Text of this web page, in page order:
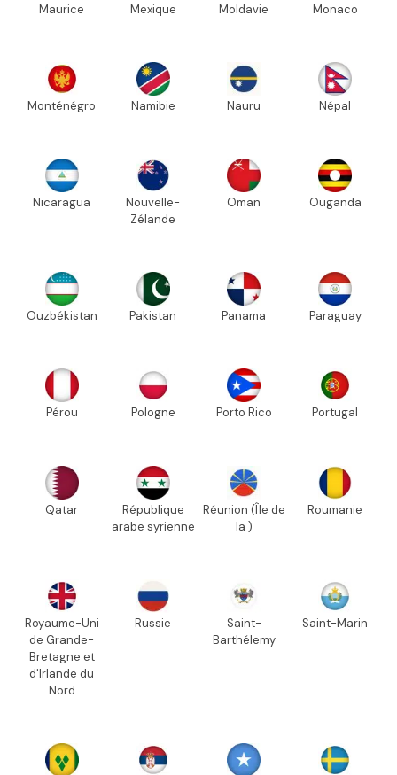
Maurice Mexique Moldavie Monaco
Monténégro Namibie Nauru Népal
Nicaragua
Nouvelle-
Zélande
Oman Ouganda
Ouzbékistan Pakistan Panama Paraguay
Pérou Pologne Porto Rico Portugal
Qatar
République
arabe syrienne
Réunion (Île de
la )
Roumanie
Royaume-Uni
de Grande-
Bretagne et
d'Irlande du
Nord
Russie
Saint-
Barthélemy
Saint-Marin